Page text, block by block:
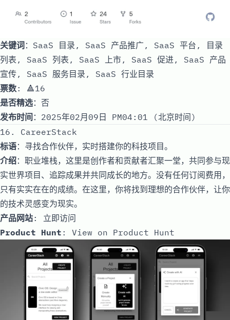
关键词：SaaS 目录, SaaS 产品推广, SaaS 平台, 目录
列表, SaaS 列表, SaaS 上市, SaaS 促进, SaaS 产品
宣传, SaaS 服务目录, SaaS 行业目录
票数: 🔺16
是否精选：否
发布时间 ：2025年02月09日 PM04:01 (北京时间)
16. CareerStack
标语：寻找合作伙伴，实时搭建你的科技项目。
介绍：职业堆栈，这里是创作者和贡献者汇聚一堂，共同参与现
实世界项目、追踪成果并共同成长的地方。没有任何订阅费用，
只有实实在在的成绩。在这里，你将找到理想的合作伙伴，让你
的技术灵感变为现实。
产品网站: 立即访问
Product Hunt : View on Product Hunt